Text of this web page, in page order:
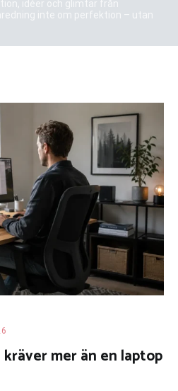
idéer och glimtar från
inte om perfektion – utan
mer än en laptop